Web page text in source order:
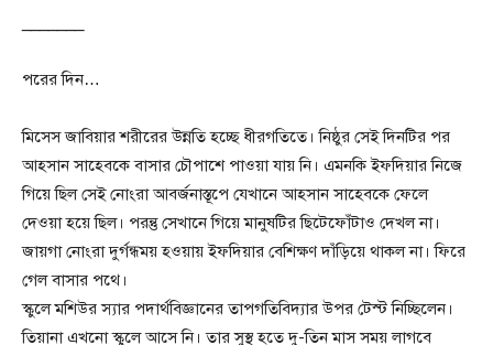
পরের দিন…
মিসেস জাবিয়ার শরীরের উন্নতি হচ্ছে ধীরগতিতে। নিষ্ঠুর সেই দিনটির পর
আহসান সাহেবকে বাসার চৌপাশে পাওয়া যায় নি। এমনকি ইফদিয়ার নিজে
গিয়ে ছিল সেই নোংরা আবর্জনাস্তূপে যেখানে আহসান সাহেবকে ফেলে
দেওয়া হয়ে ছিল। পরন্তু সেখানে গিয়ে মানুষটির ছিটেফোঁটাও দেখল না।
জায়গা নোংরা দুর্গন্ধময় হওয়ায় ইফদিয়ার বেশিক্ষণ দাঁড়িয়ে থাকল না। ফিরে
গেল বাসার পথে।
স্কুলে মশিউর স্যার পদার্থবিজ্ঞানের তাপগতিবিদ্যার উপর টেস্ট নিচ্ছিলেন।
তিয়ানা এখনো স্কুলে আসে নি। তার সুস্থ হতে দু-তিন মাস সময় লাগবে